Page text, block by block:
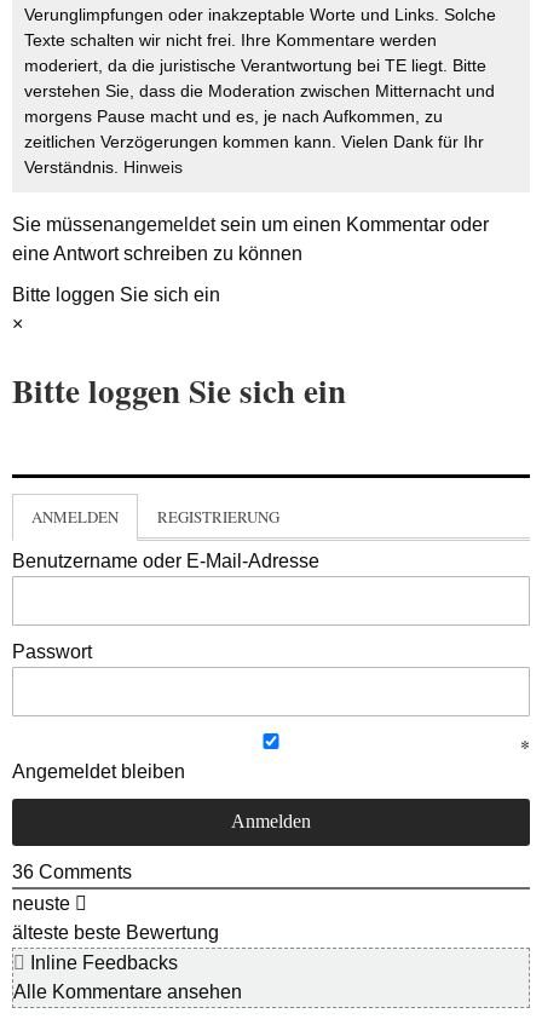
Verunglimpfungen oder inakzeptable Worte und Links. Solche
Texte schalten wir nicht frei. Ihre Kommentare werden
moderiert, da die juristische Verantwortung bei TE liegt. Bitte
verstehen Sie, dass die Moderation zwischen Mitternacht und
morgens Pause macht und es, je nach Aufkommen, zu
zeitlichen Verzögerungen kommen kann. Vielen Dank für Ihr
Verständnis. Hinweis
Sie müssenangemeldetsein um einen Kommentar oder
eine Antwort schreiben zu können
Bitte loggen Sie sich ein
×
Bitte loggen Sie sich ein
ANMELDEN REGISTRIERUNG
Benutzername oder E-Mail-Adresse
Passwort
Angemeldet bleiben
36 Comments
neuste
älteste beste Bewertung
Inline Feedbacks
Alle Kommentare ansehen